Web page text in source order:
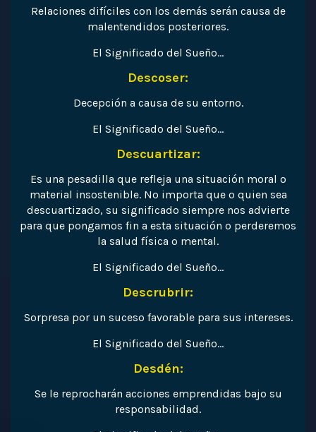
Relaciones difíciles con los demás serán causa de
malentendidos posteriores.
El Significado del Sueño…
Descoser:
Decepción a causa de su entorno.
El Significado del Sueño…
Descuartizar:
Es una pesadilla que refleja una situación moral o
material insostenible. No importa que o quien sea
descuartizado, su significado siempre nos advierte
para que pongamos fin a esta situación o perderemos
la salud física o mental.
El Significado del Sueño…
Descrubrir:
Sorpresa por un suceso favorable para sus intereses.
El Significado del Sueño…
Desdén:
Se le reprocharán acciones emprendidas bajo su
responsabilidad.